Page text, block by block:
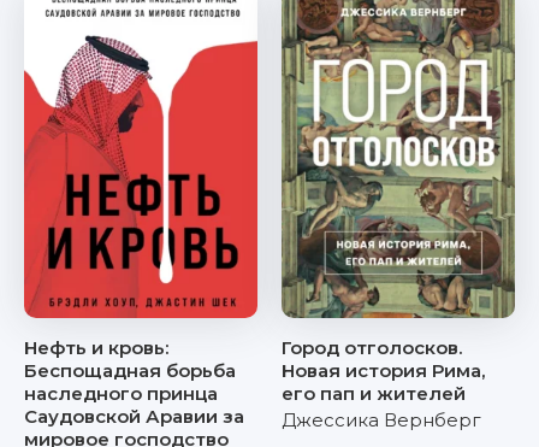
Нефть и кровь:
Беспощадная борьба
наследного принца
Саудовской Аравии за
мировое господство
Город отголосков.
Новая история Рима,
его пап и жителей
Джессика Вернберг